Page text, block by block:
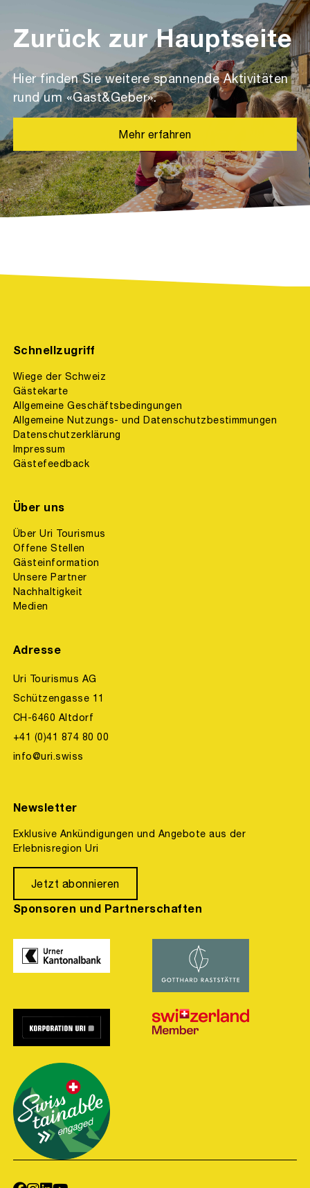
Zurück zur Hauptseite
Hier finden Sie weitere spannende Aktivitäten
rund um «Gast&Geber».
Mehr erfahren
Schnellzugriff
Wiege der Schweiz
Gästekarte
Allgemeine Geschäftsbedingungen
Allgemeine Nutzungs- und Datenschutzbestimmungen
Datenschutzerklärung
Impressum
Gästefeedback
Über uns
Über Uri Tourismus
Offene Stellen
Gästeinformation
Unsere Partner
Nachhaltigkeit
Medien
Adresse
Uri Tourismus AG
Schützengasse 11
CH-6460 Altdorf
+41 (0)41 874 80 00
info@uri.swiss
Newsletter
Exklusive Ankündigungen und Angebote aus der
Erlebnisregion Uri
Jetzt abonnieren
Sponsoren und Partnerschaften